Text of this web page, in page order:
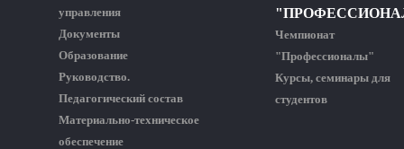
управления
Документы
Образование
Руководство.
Педагогический состав
Материально-техническое
обеспечение
Чемпионат
"Профессионалы"
Курсы, семинары для
студентов